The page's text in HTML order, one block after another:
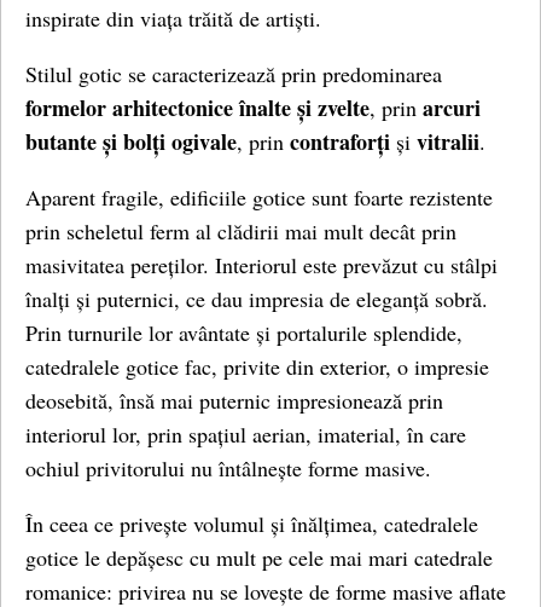
inspirate din viața trăită de artiști.
Stilul gotic se caracterizează prin predominarea
formelor arhitectonice înalte și zvelte, prin arcuri
butante și bolți ogivale, prin contraforți și vitralii.
Aparent fragile, edificiile gotice sunt foarte rezistente
prin scheletul ferm al clădirii mai mult decât prin
masivitatea pereților. Interiorul este prevăzut cu stâlpi
înalți și puternici, ce dau impresia de eleganță sobră.
Prin turnurile lor avântate și portalurile splendide,
catedralele gotice fac, privite din exterior, o impresie
deosebită, însă mai puternic impresionează prin
interiorul lor, prin spațiul aerian, imaterial, în care
ochiul privitorului nu întâlnește forme masive.
În ceea ce privește volumul și înălțimea, catedralele
gotice le depășesc cu mult pe cele mai mari catedrale
romanice: privirea nu se lovește de forme masive aflate